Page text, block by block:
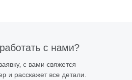
с нами?
с вами свяжется
и расскажет все детали.